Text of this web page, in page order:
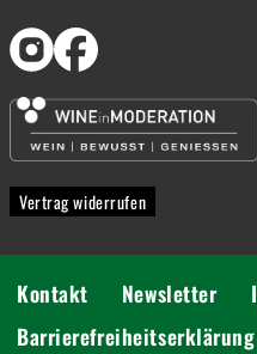
Vertrag widerrufen
Kontakt Newsletter
Barrierefreiheitserklärung